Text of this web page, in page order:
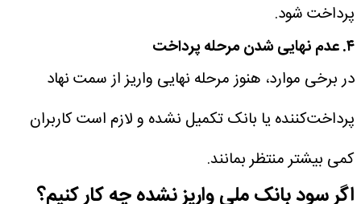
پرداخت شود.
۴. عدم نهایی شدن مرحله پرداخت
در برخی موارد، هنوز مرحله نهایی واریز از سمت نهاد
پرداخت‌کننده یا بانک تکمیل نشده و لازم است کاربران
کمی بیشتر منتظر بمانند.
اگر سود بانک ملی واریز نشده چه کار کنیم؟